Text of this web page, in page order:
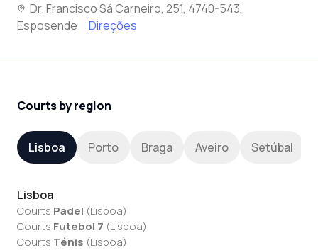
Dr. Francisco Sá Carneiro, 251, 4740-543,
Esposende
Direções
Courts by region
Lisboa Porto Braga Aveiro Setúbal
Lisboa
Courts Padel (Lisboa)
Courts Futebol 7 (Lisboa)
Courts Ténis (Lisboa)